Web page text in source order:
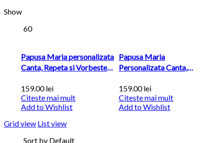
Show
60
Papusa Maria personalizata
Canta, Repeta si Vorbeste
159.00lei
Citeste mai mult
Add to Wishlist
Papusa Maria
Personalizata Canta,
Romana...
159.00lei
Citeste mai mult
Add to Wishlist
Grid view List view
Sort by Default